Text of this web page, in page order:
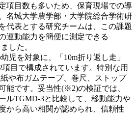
項目数も多いため、保育現場での導
名城大学農学部・大学院総合学術研
代表とする研究チームは、この課題
運動能力を簡便に測定できる
した。
児を対象に、「10m折り返し走」
目で構成されています。特別な用
や布ガムテープ、巻尺、ストップ
能です。妥当性(※2)の検証では、
ルTGMD-3と比較して、移動能力や
から高い相関が認められ、信頼性